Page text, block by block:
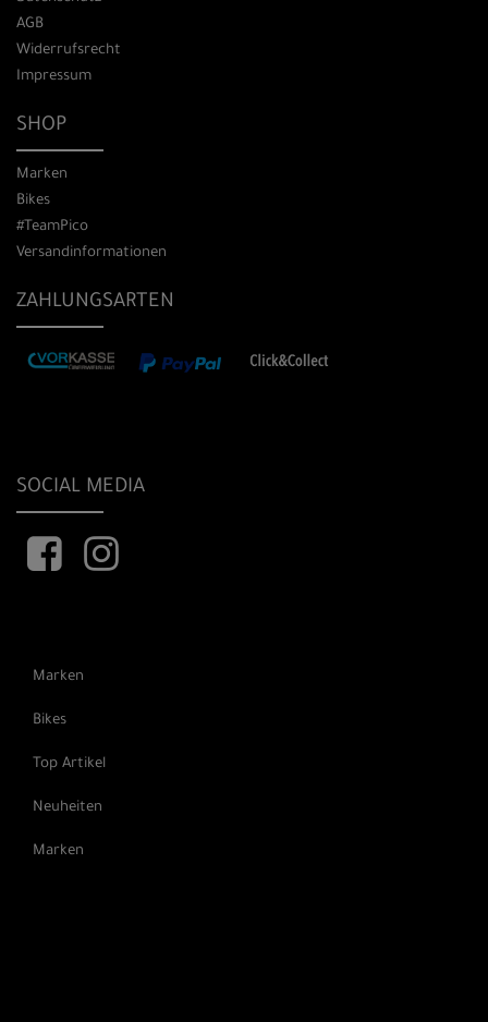
AGB
Widerrufsrecht
Impressum
SHOP
Marken
Bikes
#TeamPico
Versandinformationen
ZAHLUNGSARTEN
SOCIAL MEDIA
Marken
Bikes
Top Artikel
Neuheiten
Marken